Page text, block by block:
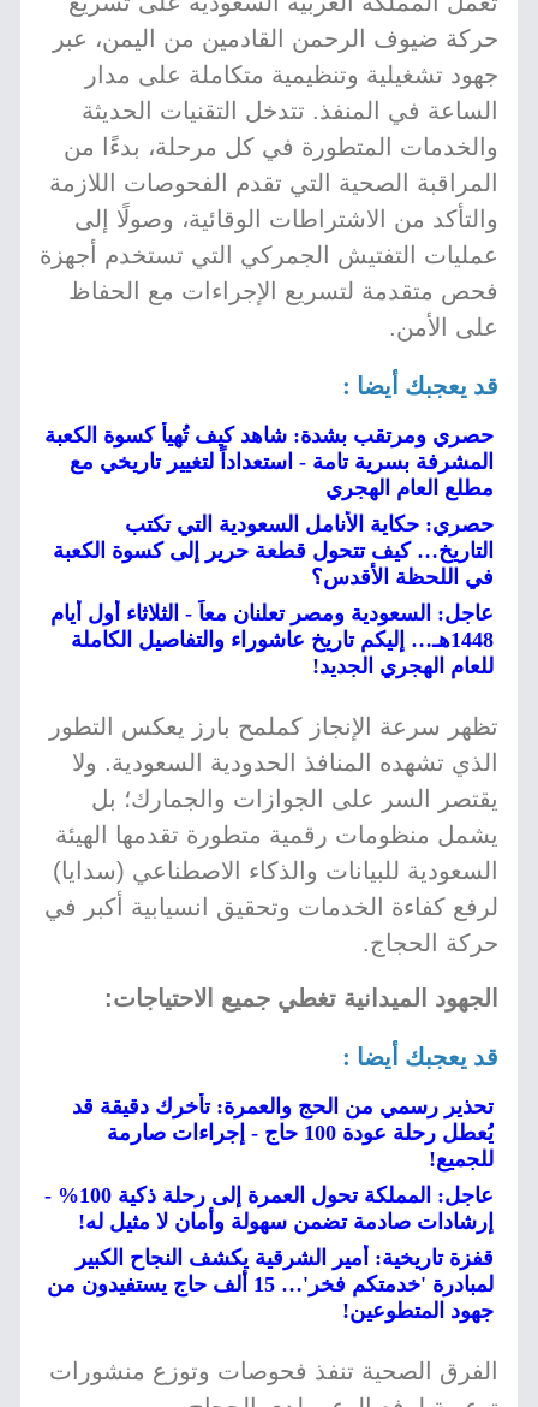
حركة ضيوف الرحمن القادمين من اليمن، عبر
جهود تشغيلية وتنظيمية متكاملة على مدار
الساعة في المنفذ. تتدخل التقنيات الحديثة
والخدمات المتطورة في كل مرحلة، بدءًا من
المراقبة الصحية التي تقدم الفحوصات اللازمة
والتأكد من الاشتراطات الوقائية، وصولًا إلى
عمليات التفتيش الجمركي التي تستخدم أجهزة
فحص متقدمة لتسريع الإجراءات مع الحفاظ
على الأمن.
قد يعجبك أيضا :
حصري ومرتقب بشدة: شاهد كيف تُهيأ كسوة الكعبة
المشرفة بسرية تامة - استعداداً لتغيير تاريخي مع
مطلع العام الهجري
حصري: حكاية الأنامل السعودية التي تكتب
التاريخ… كيف تتحول قطعة حرير إلى كسوة الكعبة
في اللحظة الأقدس؟
عاجل: السعودية ومصر تعلنان معاً - الثلاثاء أول أيام
1448هـ… إليكم تاريخ عاشوراء والتفاصيل الكاملة
للعام الهجري الجديد!
تظهر سرعة الإنجاز كملمح بارز يعكس التطور
الذي تشهده المنافذ الحدودية السعودية. ولا
يقتصر السر على الجوازات والجمارك؛ بل
يشمل منظومات رقمية متطورة تقدمها الهيئة
السعودية للبيانات والذكاء الاصطناعي (سدايا)
لرفع كفاءة الخدمات وتحقيق انسيابية أكبر في
حركة الحجاج.
الجهود الميدانية تغطي جميع الاحتياجات:
قد يعجبك أيضا :
تحذير رسمي من الحج والعمرة: تأخرك دقيقة قد
يُعطل رحلة عودة 100 حاج - إجراءات صارمة
للجميع!
عاجل: المملكة تحول العمرة إلى رحلة ذكية 100% -
إرشادات صادمة تضمن سهولة وأمان لا مثيل له!
قفزة تاريخية: أمير الشرقية يكشف النجاح الكبير
لمبادرة 'خدمتكم فخر'… 15 ألف حاج يستفيدون من
جهود المتطوعين!
الفرق الصحية تنفذ فحوصات وتوزع منشورات